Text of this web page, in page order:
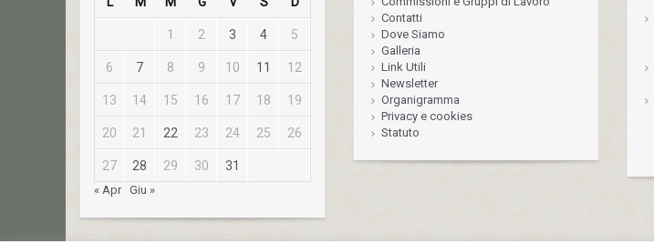
1 2 3 4 5
6 7 8 9 10 11 12
13 14 15 16 17 18 19
20 21 22 23 24 25 26
27 28 29 30 31
« Apr Giu »
Contatti
Dove Siamo
Galleria
Link Utili
Newsletter
Organigramma
Privacy e cookies
Statuto